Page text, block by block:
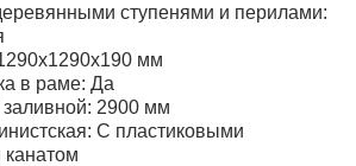
ступенями и перилами:
мм
в раме: Да
2900 мм
С пластиковыми